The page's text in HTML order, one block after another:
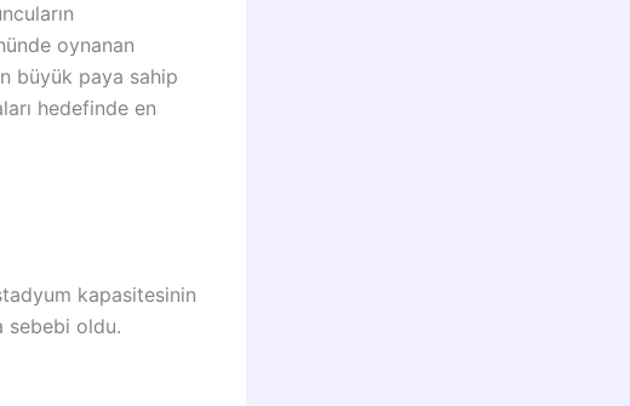
oynanan
büyük paya sahip
hedefinde en
kapasitesinin
sebebi oldu.